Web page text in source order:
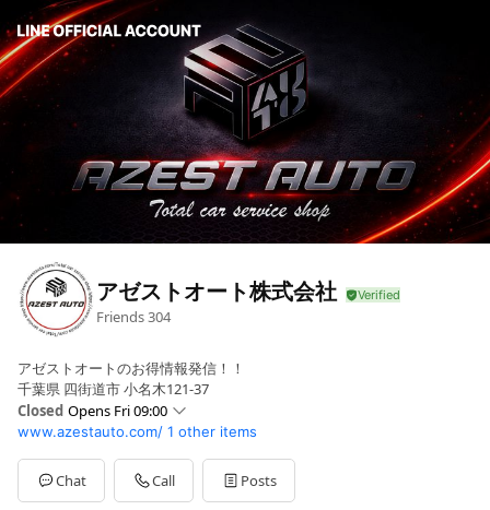
アゼストオート株式会社
Friends304
アゼストオートのお得情報発信！！
千葉県 四街道市 小名木121-37
Closed Opens Fri 09:00
SunClosed
Mon09:00 - 18:00
Tue09:00 - 18:00
Wed09:00 - 18:00
www.azestauto.com/ 1 other items
Chat Call Posts